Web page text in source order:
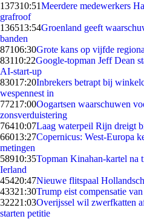
137310:51Meerdere medewerkers
grafroof
136513:54Groenland geeft
banden
87106:30Grote kans op vijfde
83110:22Google-topman Jeff Dean
AI-start-up
83017:20Inbrekers betrapt bij
wespennest in
77217:00Oogartsen waarschuwen
zonsverduistering
76410:07Laag waterpeil Rijn dreigt
66013:27Copernicus: West-Europa
metingen
58910:35Topman Kinahan-kartel na
Ierland
45420:47Nieuwe flitspaal
43321:30Trump eist compensatie
32221:03Overijssel wil zwerfkatten
starten petitie